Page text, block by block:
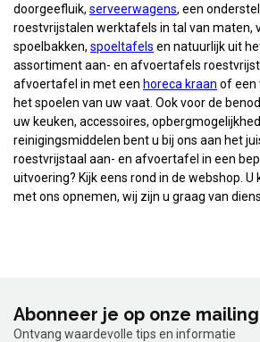
doorgeefluik, serveerwagens, een
roestvrijstalen werktafels in tal van maten,
spoelbakken, spoeltafels en natuurlijk uit
assortiment aan- en afvoertafels
afvoertafel in met een horeca kraan of een
het spoelen van uw vaat. Ook voor de
uw keuken, accessoires,
reinigingsmiddelen bent u bij ons aan het
roestvrijstaal aan- en afvoertafel in een
uitvoering? Kijk eens rond in de webshop.
met ons opnemen, wij zijn u graag van
Abonneer je op onze mailing
Ontvang waardevolle tips en informatie